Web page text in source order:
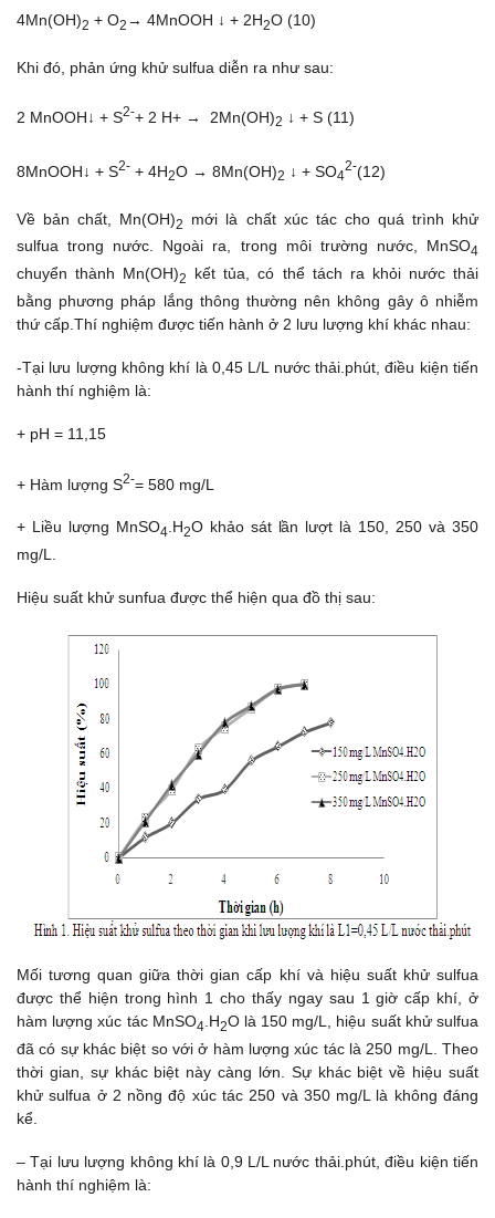
4Mn(OH)2 + O2 → 4MnOOH ↓ + 2H2O (10)
Khi đó, phản ứng khử sulfua diễn ra như sau:
2 MnOOH↓ + S2-+ 2 H+ → 2Mn(OH)2 ↓ + S (11)
8MnOOH↓ + S2- + 4H2O → 8Mn(OH)2 ↓ + SO4
2-(12)
Về bản chất, Mn(OH)2
mới là chất xúc tác cho quá trình khử
sulfua trong nước. Ngoài ra, trong môi trường nước, MnSO4
chuyển thành Mn(OH)2
kết tủa, có thể tách ra khỏi nước thải
bằng phương pháp lắng thông thường nên không gây ô nhiễm
thứ cấp.Thí nghiệm được tiến hành ở 2 lưu lượng khí khác nhau:
-Tại lưu lượng không khí là 0,45 L/L nước thải.phút, điều kiện tiến
hành thí nghiệm là:
+ pH = 11,15
+ Hàm lượng S2-= 580 mg/L
+ Liều lượng MnSO4.H2O khảo sát lần lượt là 150, 250 và 350
mg/L.
Hiệu suất khử sunfua được thể hiện qua đồ thị sau:
Mối tương quan giữa thời gian cấp khí và hiệu suất khử sulfua
được thể hiện trong hình 1 cho thấy ngay sau 1 giờ cấp khí, ở
hàm lượng xúc tác MnSO4 .H2O là 150 mg/L, hiệu suất khử sulfua
đã có sự khác biệt so với ở hàm lượng xúc tác là 250 mg/L. Theo
thời gian, sự khác biệt này càng lớn. Sự khác biệt về hiệu suất
khử sulfua ở 2 nồng độ xúc tác 250 và 350 mg/L là không đáng
kể.
– Tại lưu lượng không khí là 0,9 L/L nước thải.phút, điều kiện tiến
hành thí nghiệm là: